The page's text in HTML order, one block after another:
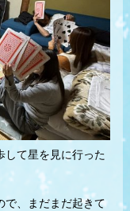
して星を見に行った
で、まだまだ起きて